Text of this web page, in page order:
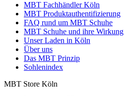
MBT Fachhändler Köln
MBT Produktauthentifizierung
FAQ rund um MBT Schuhe
MBT Schuhe und ihre Wirkung
Unser Laden in Köln
Über uns
Das MBT Prinzip
Sohlenindex
MBT Store Köln